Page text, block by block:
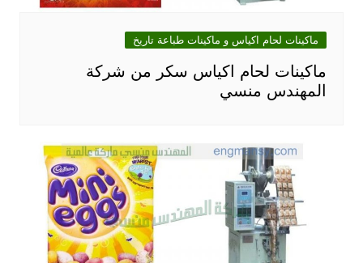
ماكينات لحام اكياس و ماكينات طباعة تاريخ
ماكينات لحام اكياس سكر من شركة
المهندس منسي